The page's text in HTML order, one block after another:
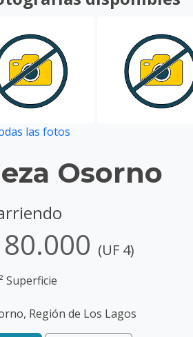
las fotos
Osorno
(UF 4)
Superficie
Región de Los Lagos